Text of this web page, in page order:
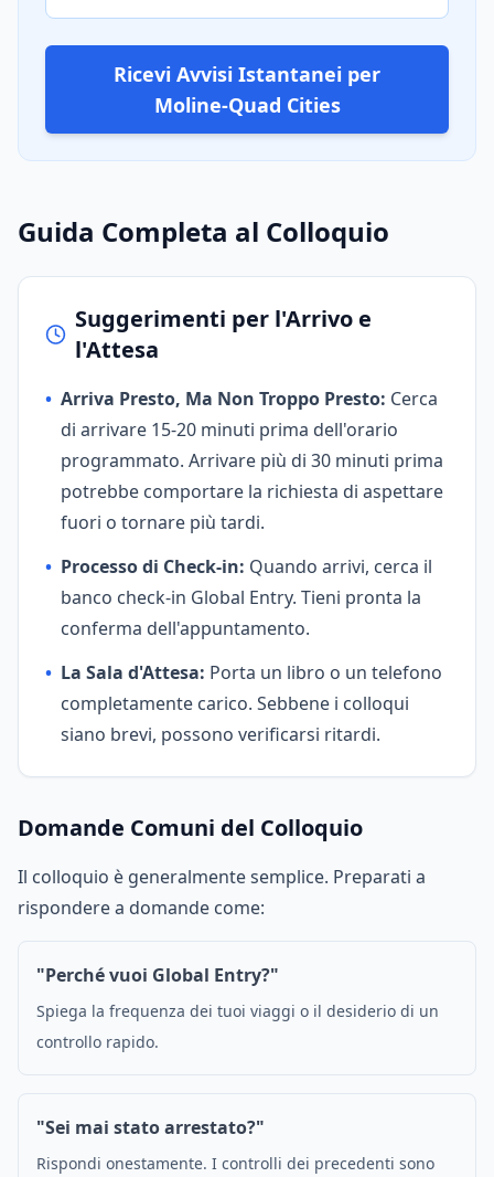
Ricevi Avvisi Istantanei per
Moline-Quad Cities
Guida Completa al Colloquio
Suggerimenti per l'Arrivo e
l'Attesa
• Arriva Presto, Ma Non Troppo Presto: Cerca
di arrivare 15-20 minuti prima dell'orario
programmato. Arrivare più di 30 minuti prima
potrebbe comportare la richiesta di aspettare
fuori o tornare più tardi.
• Processo di Check-in: Quando arrivi, cerca il
banco check-in Global Entry. Tieni pronta la
conferma dell'appuntamento.
• La Sala d'Attesa: Porta un libro o un telefono
completamente carico. Sebbene i colloqui
siano brevi, possono verificarsi ritardi.
Domande Comuni del Colloquio
Il colloquio è generalmente semplice. Preparati a
rispondere a domande come:
"Perché vuoi Global Entry?"
Spiega la frequenza dei tuoi viaggi o il desiderio di un
controllo rapido.
"Sei mai stato arrestato?"
Rispondi onestamente. I controlli dei precedenti sono